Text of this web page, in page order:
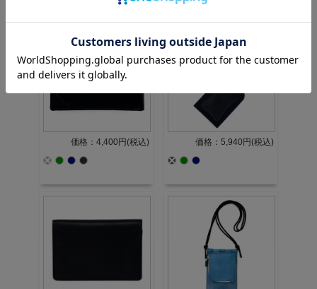
価格：4,400円(税込) 価格：5,940円(税込)